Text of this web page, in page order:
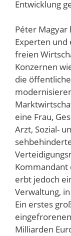
Entwicklung
Péter Magyar
Experten und
freien
Konzernen
die
eine Frau,
Arzt, Sozial-
Kommandant
erbt jedoch
Verwaltung,
Ein erstes
Milliarden